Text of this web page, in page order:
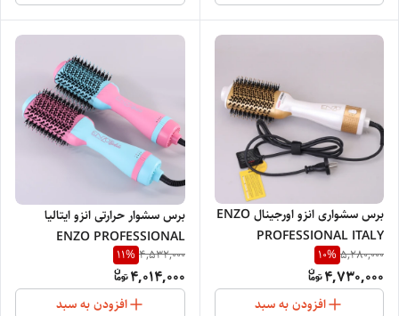
برس سشواری انزو اورجینال ENZO
PROFESSIONAL ITALY
2026/4134
5,280,000
10%
4,730,000
افزودن به سبد
برس سشوار حرارتی انزو ایتالیا
ENZO PROFESSIONAL
ITALY4118/2026
4,532,000
11%
4,014,000
افزودن به سبد